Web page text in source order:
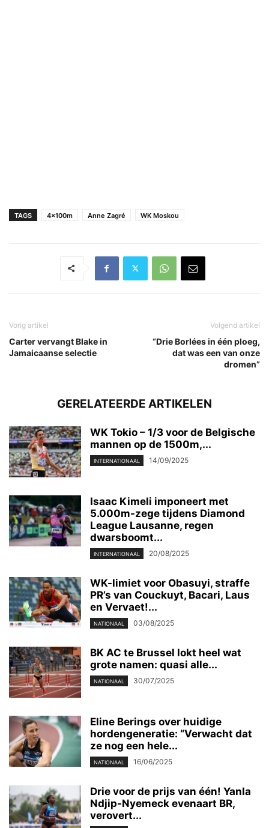
TAGS 4x100m Anne Zagré WK Moskou
Vorig artikel
Carter vervangt Blake in
Jamaicaanse selectie
Volgend artikel
“Drie Borlées in één ploeg,
dat was een van onze
dromen”
GERELATEERDE ARTIKELEN
WK Tokio – 1/3 voor de Belgische
mannen op de 1500m,...
INTERNATIONAAL 14/09/2025
Isaac Kimeli imponeert met
5.000m-zege tijdens Diamond
League Lausanne, regen
dwarsboomt...
INTERNATIONAAL 20/08/2025
WK-limiet voor Obasuyi, straffe
PR’s van Couckuyt, Bacari, Laus
en Vervaet!...
NATIONAAL 03/08/2025
BK AC te Brussel lokt heel wat
grote namen: quasi alle...
NATIONAAL 30/07/2025
Eline Berings over huidige
hordengeneratie: “Verwacht dat
ze nog een hele...
NATIONAAL 16/06/2025
Drie voor de prijs van één! Yanla
Ndjip-Nyemeck evenaart BR,
verovert...